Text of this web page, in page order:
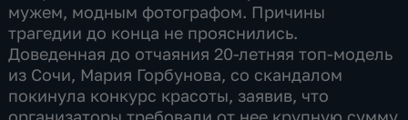
мужем, модным фотографом. Причины
трагедии до конца не прояснились.
Доведенная до отчаяния 20-летняя топ-модель
из Сочи, Мария Горбунова, со скандалом
покинула конкурс красоты, заявив, что